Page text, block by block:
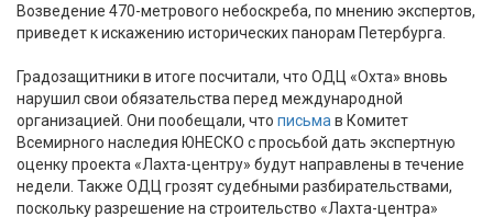
Возведение 470-метрового небоскреба, по мнению экспертов,
приведет к искажению исторических панорам Петербурга.
Градозащитники в итоге посчитали, что ОДЦ «Охта» вновь
нарушил свои обязательства перед международной
организацией. Они пообещали, что письма в Комитет
Всемирного наследия ЮНЕСКО с просьбой дать экспертную
оценку проекта «Лахта-центру» будут направлены в течение
недели. Также ОДЦ грозят судебными разбирательствами,
поскольку разрешение на строительство «Лахта-центра»